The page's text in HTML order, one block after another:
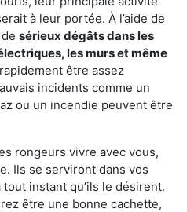
à leur portée. À l’aide de
sérieux dégâts dans les
les murs et même
être assez
incidents comme un
ou un incendie peuvent être
rongeurs vivre avec vous,
Ils se serviront dans vos
instant qu’ils le désirent.
être une bonne cachette,